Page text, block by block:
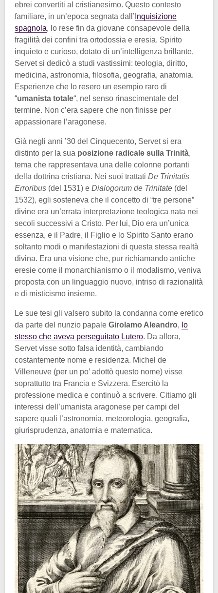
ebrei convertiti al cristianesimo. Questo contesto
familiare, in un’epoca segnata dall’ Inquisizione
spagnola, lo rese fin da giovane consapevole della
fragilità dei confini tra ortodossia e eresia. Spirito
inquieto e curioso, dotato di un’intelligenza brillante,
Servet si dedicò a studi vastissimi: teologia, diritto,
medicina, astronomia, filosofia, geografia, anatomia.
Esperienze che lo resero un esempio raro di
“umanista totale“, nel senso rinascimentale del
termine. Non c’era sapere che non finisse per
appassionare l’aragonese.
Già negli anni ’30 del Cinquecento, Servet si era
distinto per la sua posizione radicale sulla Trinità,
tema che rappresentava una delle colonne portanti
della dottrina cristiana. Nei suoi trattati De Trinitatis
Erroribus (del 1531) e Dialogorum de Trinitate (del
1532), egli sosteneva che il concetto di “tre persone”
divine era un’errata interpretazione teologica nata nei
secoli successivi a Cristo. Per lui, Dio era un’unica
essenza, e il Padre, il Figlio e lo Spirito Santo erano
soltanto modi o manifestazioni di questa stessa realtà
divina. Era una visione che, pur richiamando antiche
eresie come il monarchianismo o il modalismo, veniva
proposta con un linguaggio nuovo, intriso di razionalità
e di misticismo insieme.
Le sue tesi gli valsero subito la condanna come eretico
da parte del nunzio papale Girolamo Aleandro, lo
stesso che aveva perseguitato Lutero. Da allora,
Servet visse sotto falsa identità, cambiando
costantemente nome e residenza. Michel de
Villeneuve (per un po’ adottò questo nome) visse
soprattutto tra Francia e Svizzera. Esercitò la
professione medica e continuò a scrivere. Citiamo gli
interessi dell’umanista aragonese per campi del
sapere quali l’astronomia, meteorologia, geografia,
giurisprudenza, anatomia e matematica.